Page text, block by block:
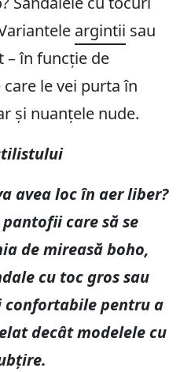
argintii sau
– în funcție de
le vei purta în
și nuanțele nude.
avea loc în aer liber?
care să se
de mireasă boho,
cu toc gros sau
pentru a
decât modelele cu